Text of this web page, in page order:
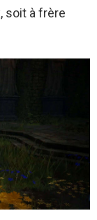
soit à frère